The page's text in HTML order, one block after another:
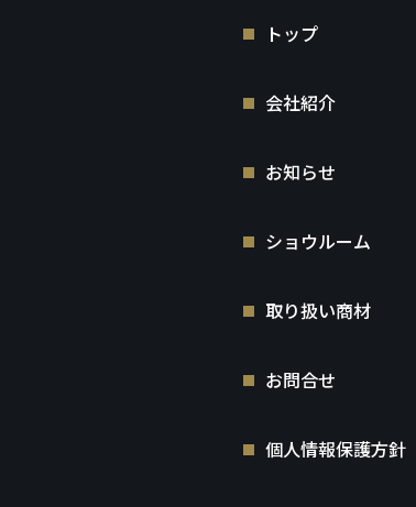
トップ
会社紹介
お知らせ
ショウルーム
取り扱い商材
お問合せ
個人情報保護方針